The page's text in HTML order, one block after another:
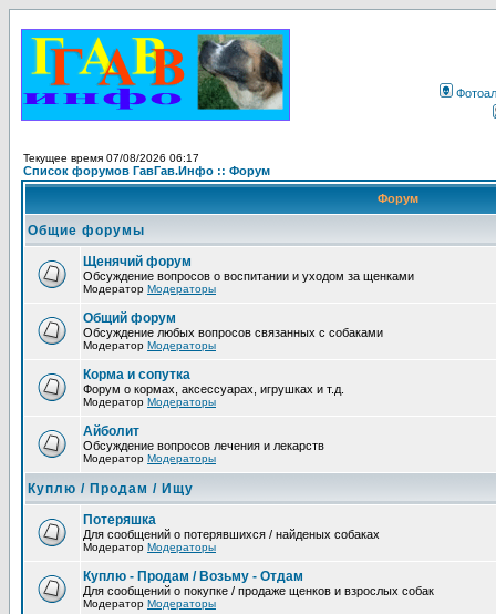
Текущее время 07/08/2026 06:17
Список форумов ГавГав.Инфо :: Форум
Форум
Общие форумы
Щенячий форум
Обсуждение вопросов о воспитании и уходом за щенками
Модератор Модераторы
Общий форум
Обсуждение любых вопросов связанных с собаками
Модератор Модераторы
Корма и сопутка
Форум о кормах, аксессуарах, игрушках и т.д.
Модератор Модераторы
Айболит
Обсуждение вопросов лечения и лекарств
Модератор Модераторы
Куплю / Продам / Ищу
Потеряшка
Для сообщений о потерявшихся / найденых собаках
Модератор Модераторы
Куплю - Продам / Возьму - Отдам
Для сообщений о покупке / продаже щенков и взрослых собак
Модератор Модераторы